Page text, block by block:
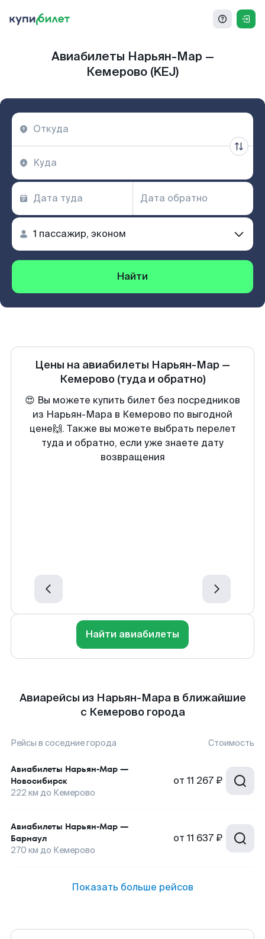
Авиабилеты Нарьян-Мар —
Кемерово (KEJ)
Найти
Цены на авиабилеты Нарьян-Мар —
Кемерово (туда и обратно)
😍 Вы можете купить билет без посредников
из Нарьян-Мара в Кемерово по выгодной
цене🙌. Также вы можете выбрать перелет
туда и обратно, если уже знаете дату
возвращения
Найти авиабилеты
Авиарейсы из Нарьян-Мара в ближайшие
с Кемерово города
Рейсы в соседние города Стоимость
Авиабилеты Нарьян-Мар —
Новосибирск
222 км до Кемерово
от 11 267 ₽
Авиабилеты Нарьян-Мар —
Барнаул
270 км до Кемерово
от 11 637 ₽
Показать больше рейсов